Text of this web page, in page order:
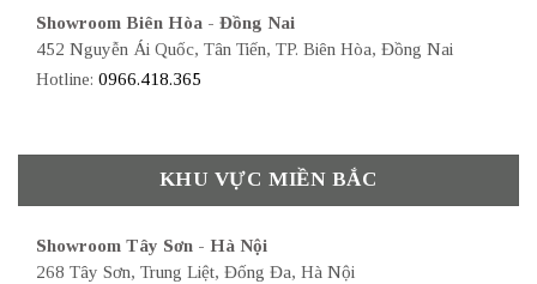
Showroom Biên Hòa - Đồng Nai
452 Nguyễn Ái Quốc, Tân Tiến, TP. Biên Hòa, Đồng Nai
Hotline: 0966.418.365
KHU VỰC MIỀN BẮC
Showroom Tây Sơn - Hà Nội
268 Tây Sơn, Trung Liệt, Đống Đa, Hà Nội